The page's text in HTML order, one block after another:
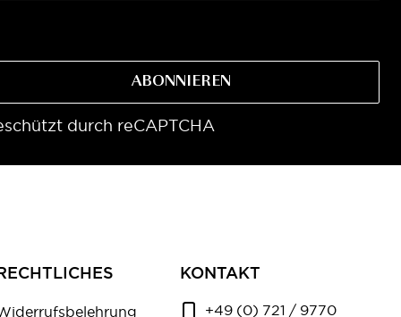
ABONNIEREN
durch reCAPTCHA
KONTAKT
+49 (0) 721 / 9770